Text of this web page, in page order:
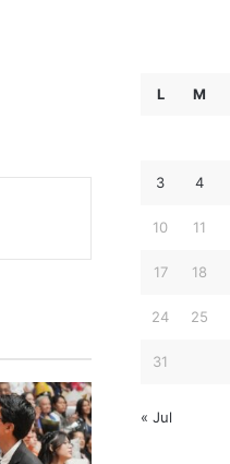
L M
3 4
10 11
17 18
24 25
31
« Jul